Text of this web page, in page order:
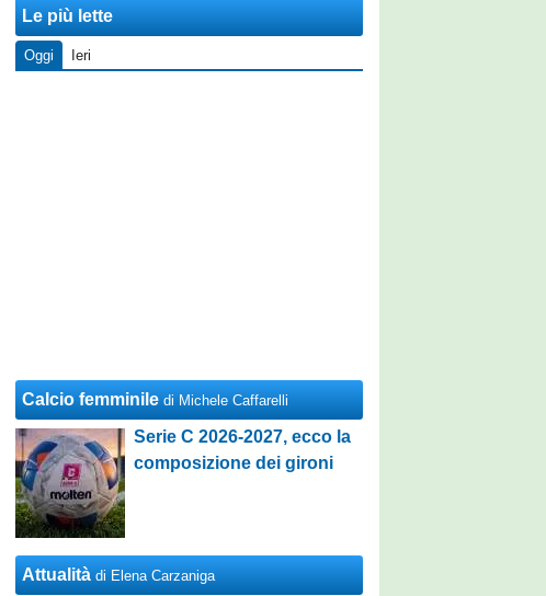
Le più lette
Oggi Ieri
Calcio femminile di Michele Caffarelli
Serie C 2026-2027, ecco la
composizione dei gironi
Attualità di Elena Carzaniga